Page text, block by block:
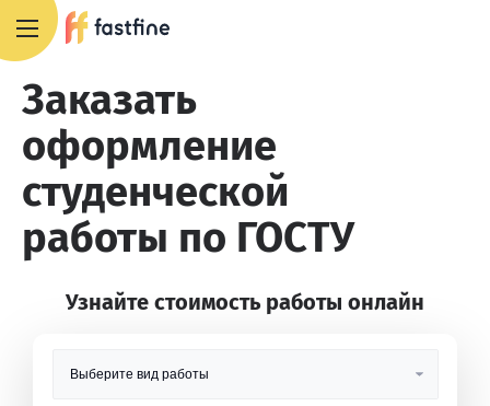
Заказать
оформление
студенческой
работы по ГОСТУ
Узнайте стоимость работы онлайн